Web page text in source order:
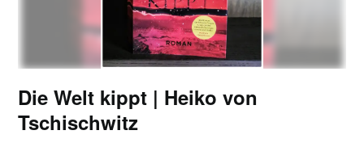
Die Welt kippt | Heiko von
Tschischwitz